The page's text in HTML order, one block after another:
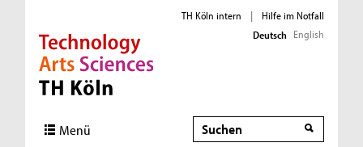
Direkt zur Hauptnavigation
Direkt zur Subnavigation
Direkt zum Inhalt
Direkt zum Fußbereich
TH Köln intern |
Hilfe im Notfall
Deutsch English
Menü Suche